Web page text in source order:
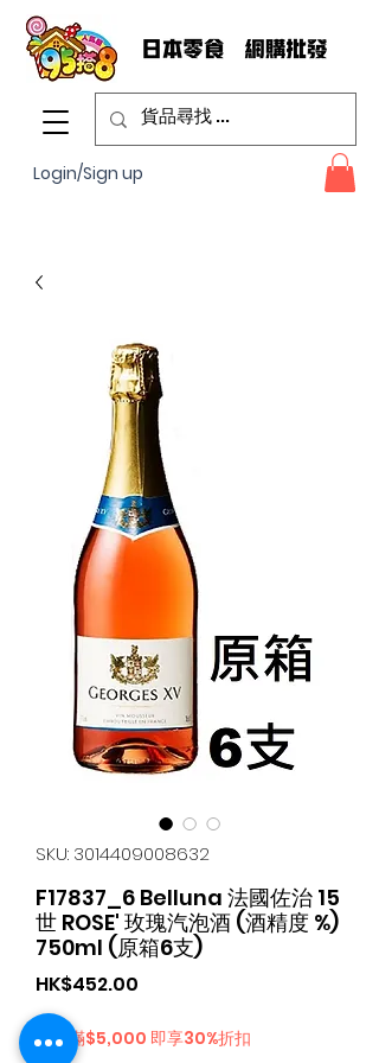
Login/Sign up
SKU: 3014409008632
F17837_6 Belluna 法國佐治 15
世 ROSE' 玫瑰汽泡酒 (酒精度 %)
750ml (原箱6支)
HK$452.00
購物滿$5,000 即享30%折扣